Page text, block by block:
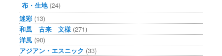
布・生地(24)
迷彩 (13)
和風 古来 文様 (271)
洋風 (90)
アジアン・エスニック (33)